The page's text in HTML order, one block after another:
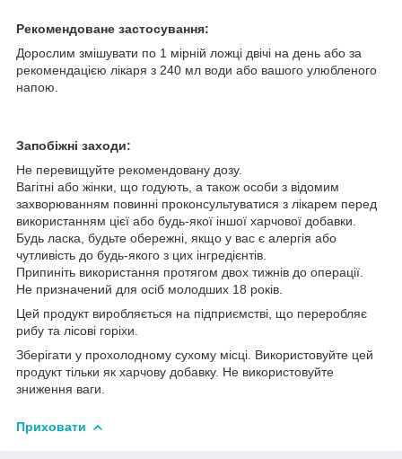
Рекомендоване застосування:
Дорослим змішувати по 1 мірній ложці двічі на день або за
рекомендацією лікаря з 240 мл води або вашого улюбленого
напою.
Запобіжні заходи:
Не перевищуйте рекомендовану дозу.
Вагітні або жінки, що годують, а також особи з відомим
захворюванням повинні проконсультуватися з лікарем перед
використанням цієї або будь-якої іншої харчової добавки.
Будь ласка, будьте обережні, якщо у вас є алергія або
чутливість до будь-якого з цих інгредієнтів.
Припиніть використання протягом двох тижнів до операції.
Не призначений для осіб молодших 18 років.
Цей продукт виробляється на підприємстві, що переробляє
рибу та лісові горіхи.
Зберігати у прохолодному сухому місці. Використовуйте цей
продукт тільки як харчову добавку. Не використовуйте
зниження ваги.
Приховати